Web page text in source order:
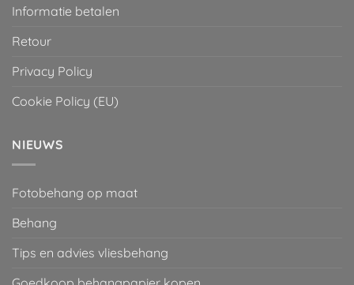
Informatie betalen
Retour
Privacy Policy
Cookie Policy (EU)
NIEUWS
Fotobehang op maat
Behang
Tips en advies vliesbehang